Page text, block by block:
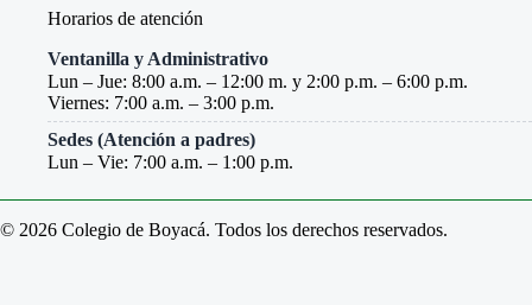
Horarios de atención
Ventanilla y Administrativo
Lun – Jue: 8:00 a.m. – 12:00 m. y 2:00 p.m. – 6:00 p.m.
Viernes: 7:00 a.m. – 3:00 p.m.
Sedes (Atención a padres)
Lun – Vie: 7:00 a.m. – 1:00 p.m.
© 2026 Colegio de Boyacá. Todos los derechos reservados.